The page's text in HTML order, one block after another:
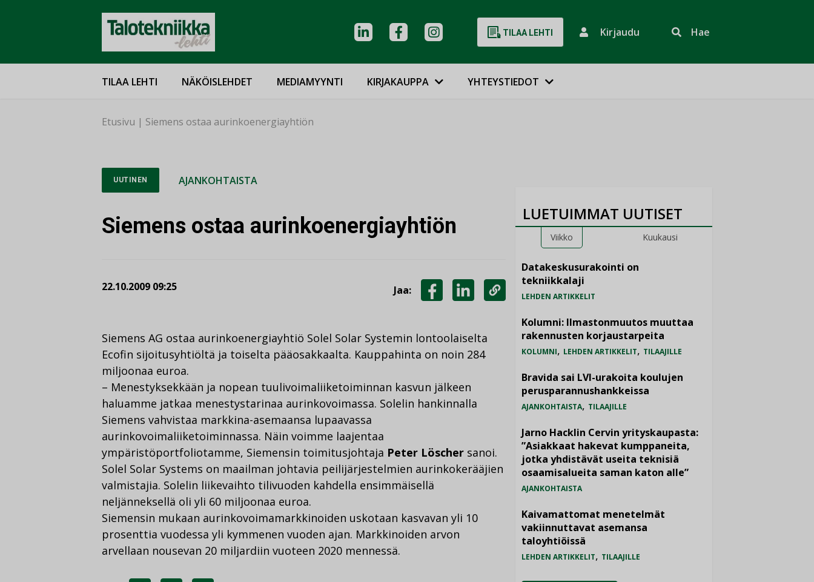
TILAA LEHTI Kirjaudu Hae
TILAA LEHTI NÄKÖISLEHDET MEDIAMYYNTI KIRJAKAUPPA YHTEYSTIEDOT
Etusivu | Siemens ostaa aurinkoenergiayhtiön
UUTINEN AJANKOHTAISTA
Siemens ostaa aurinkoenergiayhtiön
22.10.2009 09:25 Jaa:
LINKEDINISSÄ
LINKKI
Siemens AG ostaa aurinkoenergiayhtiö Solel Solar Systemin lontoolaiselta
Ecofin sijoitusyhtiöltä ja toiselta pääosakkaalta. Kauppahinta on noin 284
miljoonaa euroa.
– Menestyksekkään ja nopean tuulivoimaliiketoiminnan kasvun jälkeen
haluamme jatkaa menestystarinaa aurinkovoimassa. Solelin hankinnalla
Siemens vahvistaa markkina-asemaansa lupaavassa
aurinkovoimaliiketoiminnassa. Näin voimme laajentaa
ympäristöportfoliotamme, Siemensin toimitusjohtaja Peter Löscher sanoi.
Solel Solar Systems on maailman johtavia peilijärjestelmien aurinkokerääjien
valmistajia. Solelin liikevaihto tilivuoden kahdella ensimmäisellä
neljänneksellä oli yli 60 miljoonaa euroa.
Siemensin mukaan aurinkovoimamarkkinoiden uskotaan kasvavan yli 10
prosenttia vuodessa yli kymmenen vuoden ajan. Markkinoiden arvon
arvellaan nousevan 20 miljardiin vuoteen 2020 mennessä.
LUETUIMMAT UUTISET
Viikko Kuukausi
Datakeskusurakointi on
tekniikkalaji
LEHDEN ARTIKKELIT
Kolumni: Ilmastonmuutos muuttaa
rakennusten korjaustarpeita
KOLUMNI, LEHDEN ARTIKKELIT, TILAAJILLE
Bravida sai LVI-urakoita koulujen
perusparannushankkeissa
AJANKOHTAISTA, TILAAJILLE
Jarno Hacklin Cervin yrityskaupasta:
”Asiakkaat hakevat kumppaneita,
jotka yhdistävät useita teknisiä
osaamisalueita saman katon alle”
AJANKOHTAISTA
Kaivamattomat menetelmät
vakiinnuttavat asemansa
taloyhtiöissä
LEHDEN ARTIKKELIT, TILAAJILLE